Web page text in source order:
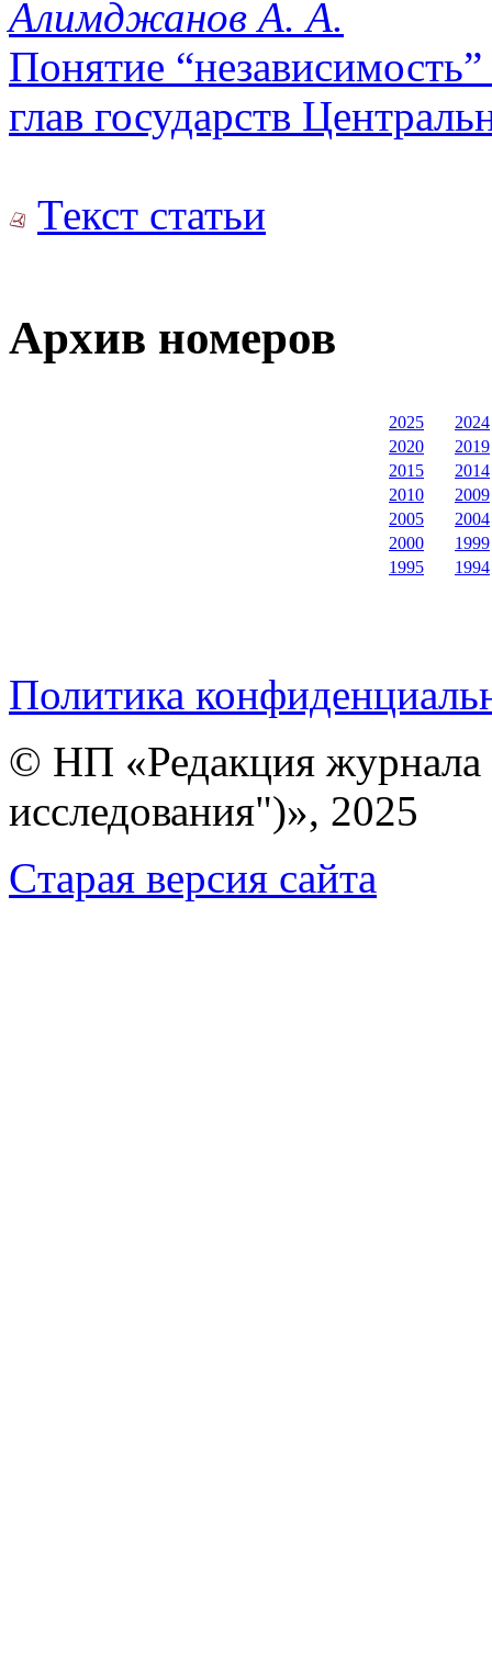
Алимджанов А. А.
Понятие
глав государств
Текст статьи
Архив номеров
2025
2024
2020
2019
2015
2014
2010
2009
2005
2004
2000
1999
1995
1994
Политика
© НП «Редакция
исследования")», 2025
Cтарая версия сайта